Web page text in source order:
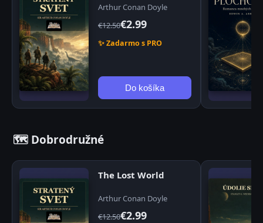
Arthur Conan Doyle
€12.50€2.99
✨ Zadarmo s PRO
Do košíka
🗺️ Dobrodružné
The Lost World
Arthur Conan Doyle
€12.50€2.99